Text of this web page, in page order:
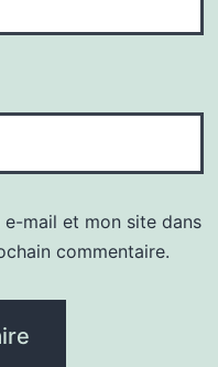
mail et mon site dans
commentaire.